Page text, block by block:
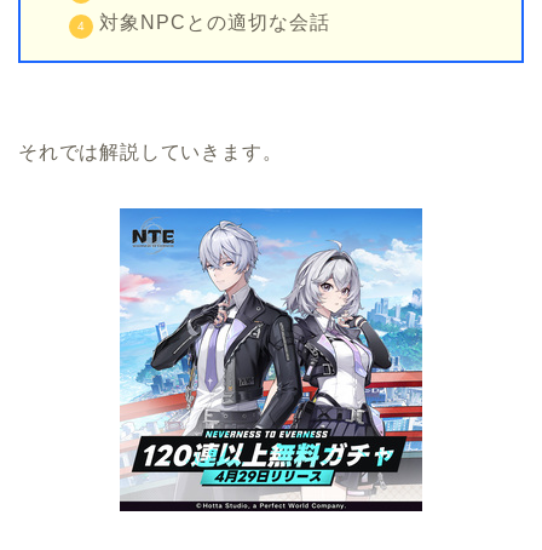
対象NPCとの適切な会話
それでは解説していきます。